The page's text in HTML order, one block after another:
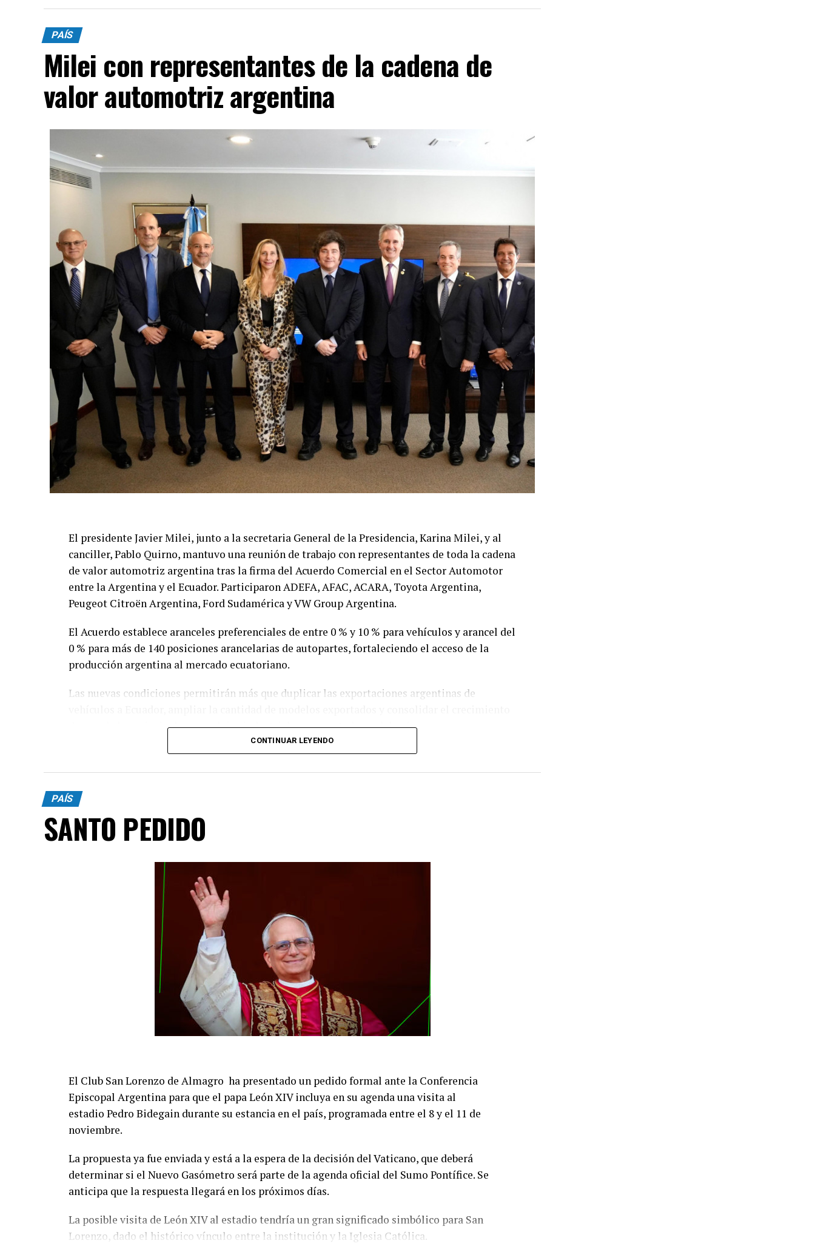
PAÍS
Milei con representantes de la cadena de
valor automotriz argentina
El presidente Javier Milei, junto a la secretaria General de la Presidencia, Karina Milei, y al
canciller, Pablo Quirno, mantuvo una reunión de trabajo con representantes de toda la cadena
de valor automotriz argentina tras la firma del Acuerdo Comercial en el Sector Automotor
entre la Argentina y el Ecuador. Participaron ADEFA, AFAC, ACARA, Toyota Argentina,
Peugeot Citroën Argentina, Ford Sudamérica y VW Group Argentina.
El Acuerdo establece aranceles preferenciales de entre 0 % y 10 % para vehículos y arancel del
0 % para más de 140 posiciones arancelarias de autopartes, fortaleciendo el acceso de la
producción argentina al mercado ecuatoriano.
Las nuevas condiciones permitirán más que duplicar las exportaciones argentinas de
de uno de los principales complejos industriales y exportadores del país.
CONTINUAR LEYENDO
PAÍS
SANTO PEDIDO
El Club San Lorenzo de Almagro ha presentado un pedido formal ante la Conferencia
Episcopal Argentina para que el papa León XIV incluya en su agenda una visita al
estadio Pedro Bidegain durante su estancia en el país, programada entre el 8 y el 11 de
noviembre.
La propuesta ya fue enviada y está a la espera de la decisión del Vaticano, que deberá
determinar si el Nuevo Gasómetro será parte de la agenda oficial del Sumo Pontífice. Se
anticipa que la respuesta llegará en los próximos días.
La posible visita de León XIV al estadio tendría un gran significado simbólico para San
Lorenzo, dado el histórico vínculo entre la institución y la Iglesia Católica.